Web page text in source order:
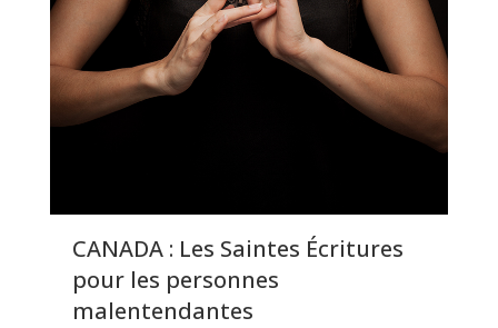
CANADA : Les Saintes Écritures
pour les personnes
malentendantes